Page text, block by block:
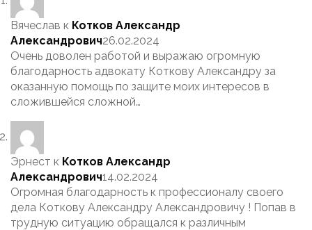
Вячеслав к Котков Александр
Александрович26.02.2024
Очень доволен работой и выражаю огромную
благодарность адвокату Коткову Александру за
оказанную помощь по защите моих интересов в
сложившейся сложной…
Эрнест к Котков Александр
Александрович14.02.2024
Огромная благодарность к профессионалу своего
дела Коткову Александру Александровичу ! Попав в
трудную ситуацию обращался к различным